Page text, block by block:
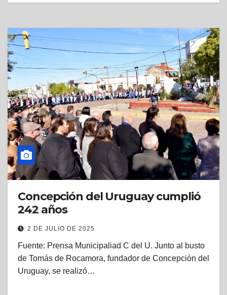
Concepción del Uruguay cumplió
242 años
2 DE JULIO DE 2025
Fuente: Prensa Municipaliad C del U. Junto al busto
de Tomás de Rocamora, fundador de Concepción del
Uruguay, se realizó…